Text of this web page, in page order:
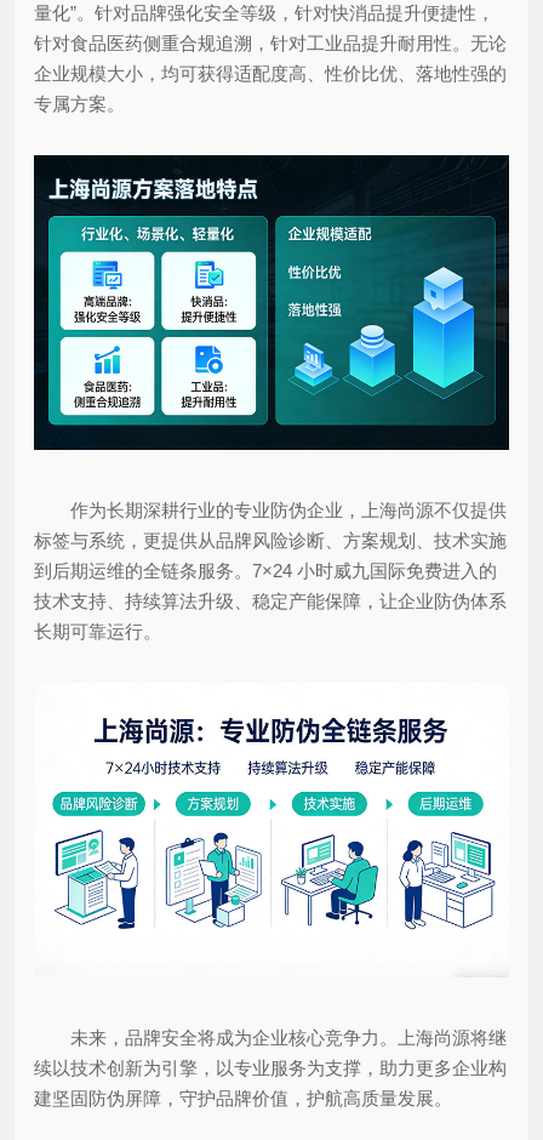
量化”。针对品牌强化安全等级，针对快消品提升便捷性，
针对食品医药侧重合规追溯，针对工业品提升耐用性。无论
企业规模大小，均可获得适配度高、性价比优、落地性强的
专属方案。
作为长期深耕行业的专业防伪企业，上海尚源不仅提供
标签与系统，更提供从品牌风险诊断、方案规划、技术实施
到后期运维的全链条服务。7×24 小时威九国际免费进入的
技术支持、持续算法升级、稳定产能保障，让企业防伪体系
长期可靠运行。
未来，品牌安全将成为企业核心竞争力。上海尚源将继
续以技术创新为引擎，以专业服务为支撑，助力更多企业构
建坚固防伪屏障，守护品牌价值，护航高质量发展。